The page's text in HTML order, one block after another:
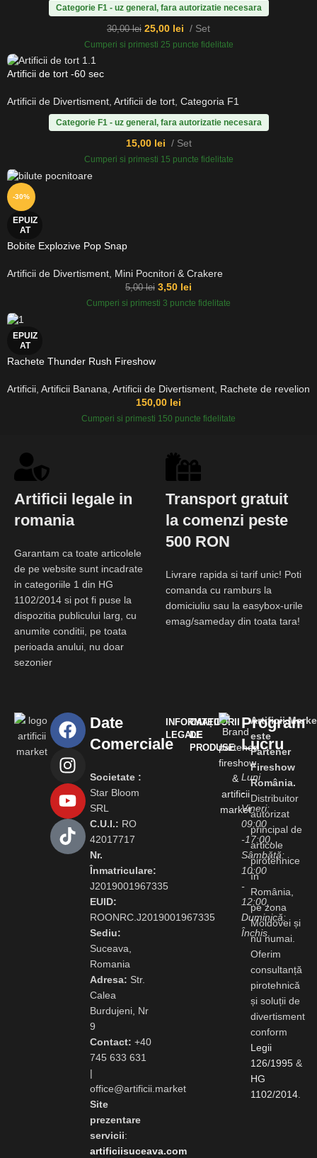
Categorie F1 - uz general, fara autorizatie necesara
30,00lei 25,00 lei Set
Cumperi si primesti 25 puncte fidelitate
Artificii de tort -60 sec
Artificii de Divertisment, Artificii de tort, Categoria F1
Categorie F1 - uz general, fara autorizatie necesara
15,00 lei Set
Cumperi si primesti 15 puncte fidelitate
-30%
EPUIZ
AT
Bobite Explozive Pop Snap
Artificii de Divertisment Mini Pocnitori & Crakere
5,00lei 3,50 lei
Cumperi si primesti 3 puncte fidelitate
EPUIZ
AT
Rachete Thunder Rush Fireshow
Artificii Artificii Banana Artificii de Divertisment Rachete de revelion
150,00 lei
Cumperi si primesti 150 puncte fidelitate
Artificii legale in
romania
Garantam ca toate articolele
de pe website sunt incadrate
in categoriile 1 din HG
1102/2014 si pot fi puse la
dispozitia publicului larg, cu
anumite conditii, pe toata
perioada anului, nu doar
sezonier
Transport gratuit
la comenzi peste
500 RON
Livrare rapida si tarif unic! Poti
comanda cu ramburs la
domiciuliu sau la easybox-urile
emag/sameday din toata tara!
Date
Comerciale
Societate :
Star Bloom
SRL
C.U.I.: RO
42017717
Nr.
Înmatriculare:
J2019001967335
EUID:
ROONRC.J2019001967335
Sediu:
Suceava,
Romania
Adresa: Str.
Calea
Burdujeni, Nr
9
Contact: +40
745 633 631
|
office@artificii.market
Site
prezentare
servicii:
artificiisuceava.com
INFORMAȚII
LEGALE
CATEGORII
DE
PRODUSE
Program
Lucru
Luni
-
Vineri:
09:00
-17:00,
Sâmbătă:
10:00
-
12:00,
Duminică:
Închis
este
Partener
Fireshow
România.
Distribuitor
autorizat
principal de
articole
pirotehnice
în
România,
pe zona
Moldovei și
nu numai.
Oferim
consultanță
pirotehnică
și soluții de
divertisment
conform
Legii
126/1995 &
HG
1102/2014